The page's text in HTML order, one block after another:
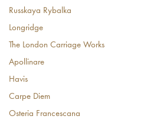
Russkaya Rybalka
Longridge
The London Carriage Works
Apollinare
Havis
Carpe Diem
Osteria Francescana